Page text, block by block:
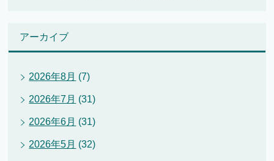
アーカイブ
2026年8月 (7)
2026年7月 (31)
2026年6月 (31)
2026年5月 (32)